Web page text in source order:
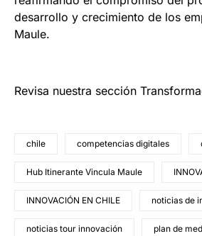
desarrollo y crecimiento de los
Maule.
Revisa nuestra sección
chile competencias digitales
Hub Itinerante Vincula Maule
INNOVACIÓN EN CHILE noticias de
noticias tour innovación plan de